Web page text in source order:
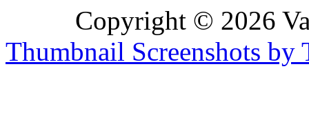
Copyright © 2026
Thumbnail Screenshots by